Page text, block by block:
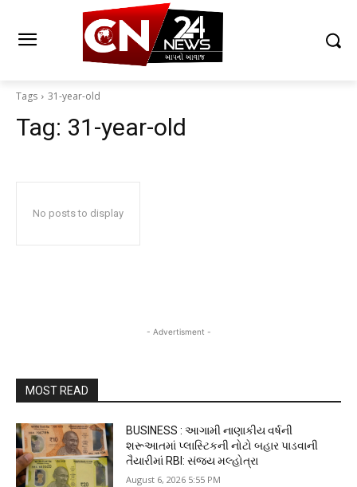
Tags 31-year-old
Tag: 31-year-old
No posts to display
- Advertisment -
MOST READ
BUSINESS : આગામી નાણાકીય વર્ષની
શરૂઆતમાં પ્લાસ્ટિકની નોટો બહાર પાડવાની
તૈયારીમાં RBI: સંજય મલ્હોત્રા
August 6, 2026 5:55 PM